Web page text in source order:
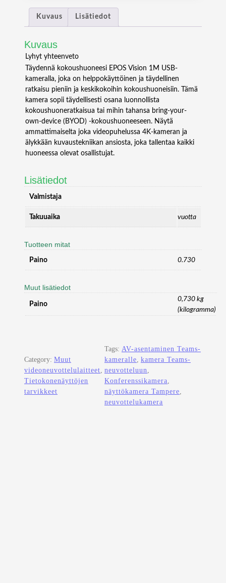
S
I
O
N
1
U
S
C
A
M
E
R
A
Kuvaus Lisätiedot
Kuvaus
Lyhyt yhteenveto
Täydennä kokoushuoneesi EPOS Vision 1M USB-
kameralla, joka on helppokäyttöinen ja täydellinen
ratkaisu pieniin ja keskikokoihin kokoushuoneisiin. Tämä
kamera sopii täydellisesti osana luonnollista
kokoushuoneratkaisua tai mihin tahansa bring-your-
own-device (BYOD) -kokoushuoneeseen. Näytä
ammattimaiselta joka videopuhelussa 4K-kameran ja
älykkään kuvaustekniikan ansiosta, joka tallentaa kaikki
huoneessa olevat osallistujat.
Lisätiedot
Valmistaja
Takuuaika vuotta
Tuotteen mitat
Paino 0.730
Muut lisätiedot
Paino
0,730 kg
(kilogramma)
Category: Muut
videoneuvottelulaitteet
Tietokonenäyttöjen
tarvikkeet
Tags: AV-asentaminen Teams-
kameralle kamera Teams-
neuvotteluun
Konferenssikamera
näyttökamera Tampere
neuvottelukamera